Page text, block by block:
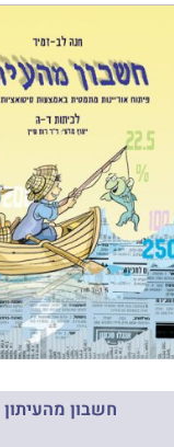
חשבון מהעיתון